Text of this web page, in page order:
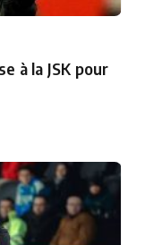
à la JSK pour